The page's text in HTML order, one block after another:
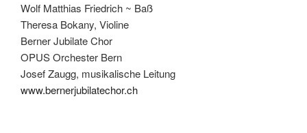
Wolf Matthias Friedrich ~ Baß
Theresa Bokany, Violine
Berner Jubilate Chor
OPUS Orchester Bern
Josef Zaugg, musikalische Leitung
www.bernerjubilatechor.ch